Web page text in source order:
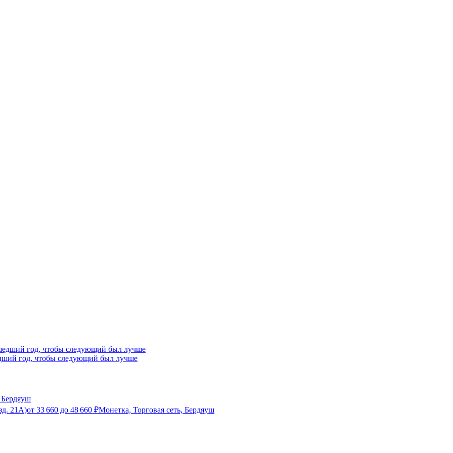
год, чтобы следующий был лучше
Бердяуш
21А)от 33 660 до 48 660 ₽Монетка, Торговая сеть, Бердяуш